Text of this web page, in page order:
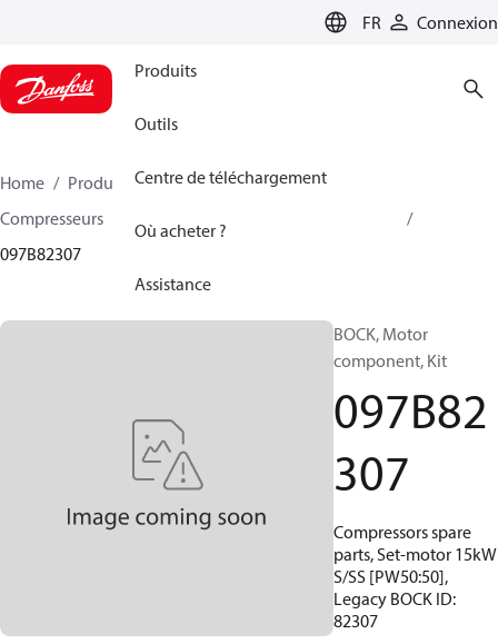
FR Connexion
Produits
Outils
Centre de téléchargement
Où acheter ?
Assistance
Home Produits
Climate Solutions - chauffage
Compresseurs
097B82307
BOCK, Motor
component, Kit
097B82
307
Compressors spare
parts, Set-motor 15kW
S/SS [PW50:50],
Legacy BOCK ID:
82307